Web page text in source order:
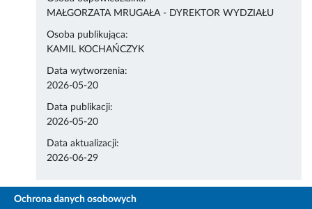
MAŁGORZATA MRUGAŁA - DYREKTOR WYDZIAŁU
Osoba publikująca:
KAMIL KOCHAŃCZYK
Data wytworzenia:
2026-05-20
Data publikacji:
2026-05-20
Data aktualizacji:
2026-06-29
Ochrona danych osobowych